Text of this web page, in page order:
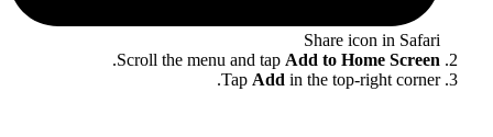
Share icon in Safari
Scroll the menu and tap Add to Home Screen
.
Tap Add in the top-right corner.